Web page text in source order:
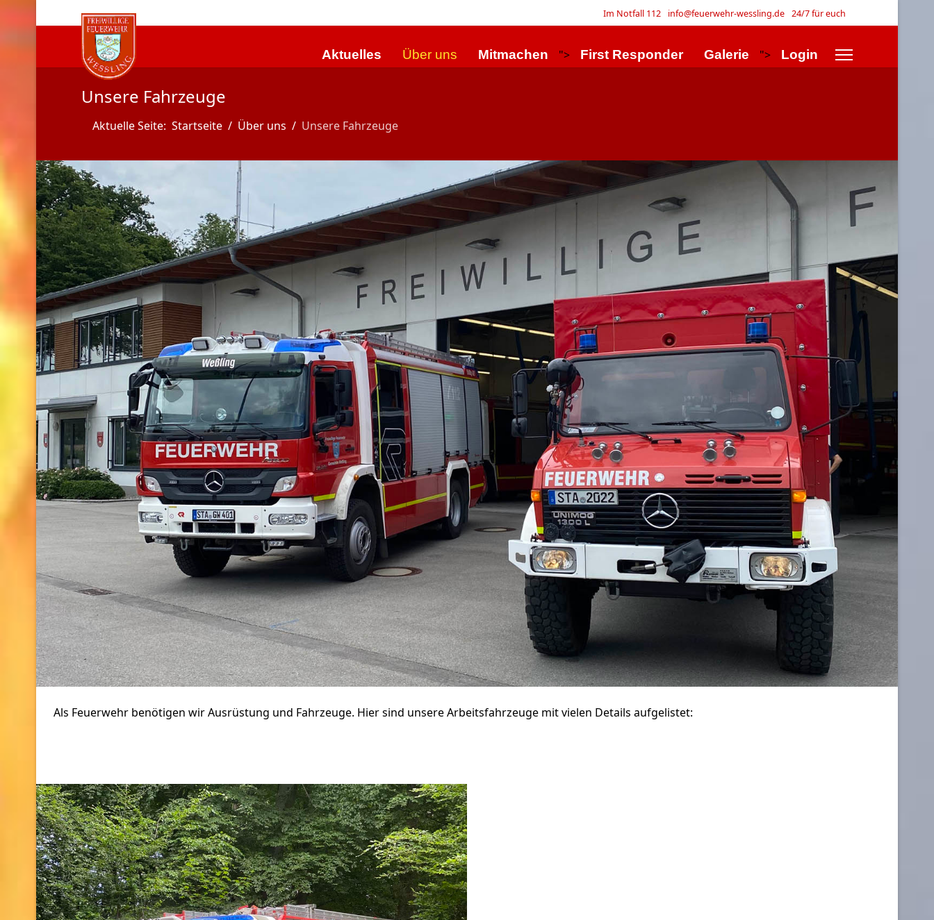
Im Notfall 112 info@feuerwehr-wessling.de 24/7 für euch
Aktuelles Über uns Mitmachen "> First Responder Galerie "> Login
Unsere Fahrzeuge
Aktuelle Seite: Startseite Über uns Unsere Fahrzeuge
Als Feuerwehr benötigen wir Ausrüstung und Fahrzeuge. Hier sind unsere Arbeitsfahrzeuge mit vielen Details aufgelistet: